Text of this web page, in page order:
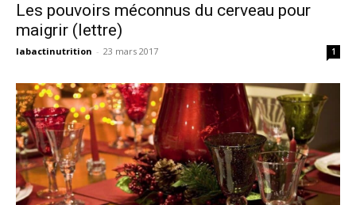
Les pouvoirs méconnus du cerveau pour
maigrir (lettre)
labactinutrition - 23 mars 2017 1